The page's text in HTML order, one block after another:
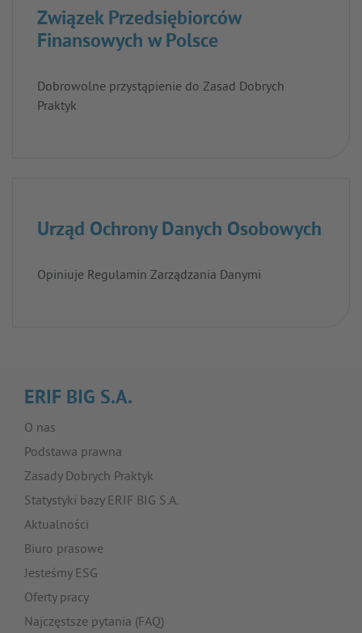
Związek Przedsiębiorców
Finansowych w Polsce
Dobrowolne przystąpienie do Zasad Dobrych
Praktyk
Urząd Ochrony Danych Osobowych
Opiniuje Regulamin Zarządzania Danymi
ERIF BIG S.A.
O nas
Podstawa prawna
Zasady Dobrych Praktyk
Statystyki bazy ERIF BIG S.A.
Aktualności
Biuro prasowe
Jesteśmy ESG
Oferty pracy
Najczęstsze pytania (FAQ)